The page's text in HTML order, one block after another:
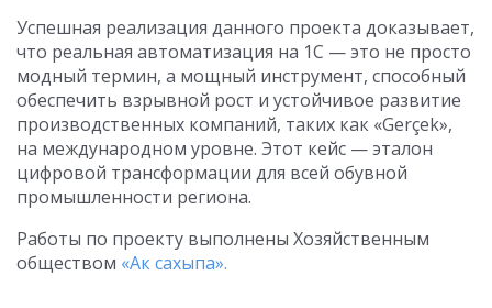
Успешная реализация данного проекта доказывает,
что реальная автоматизация на 1С — это не просто
модный термин, а мощный инструмент, способный
обеспечить взрывной рост и устойчивое развитие
производственных компаний, таких как «Gerçek»,
на международном уровне. Этот кейс — эталон
цифровой трансформации для всей обувной
промышленности региона.
Работы по проекту выполнены Хозяйственным
обществом «Ак сахыпа».